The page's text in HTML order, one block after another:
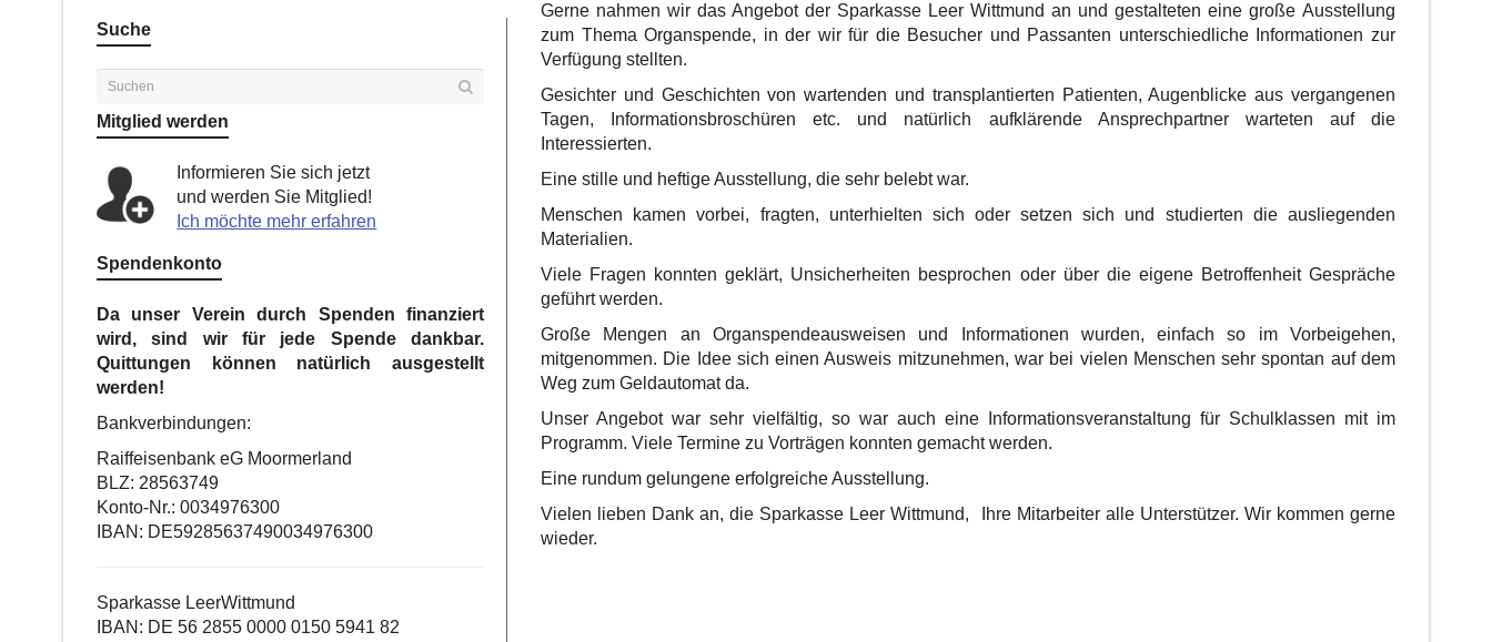
Gerne nahmen wir das Angebot der Sparkasse Leer Wittmund an und gestalteten eine große Ausstellung
zum Thema Organspende, in der wir für die Besucher und Passanten unterschiedliche Informationen zur
Verfügung stellten.
Gesichter und Geschichten von wartenden und transplantierten Patienten, Augenblicke aus vergangenen
Tagen, Informationsbroschüren etc. und natürlich aufklärende Ansprechpartner warteten auf die
Interessierten.
Eine stille und heftige Ausstellung, die sehr belebt war.
Menschen kamen vorbei, fragten, unterhielten sich oder setzen sich und studierten die ausliegenden
Materialien.
Viele Fragen konnten geklärt, Unsicherheiten besprochen oder über die eigene Betroffenheit Gespräche
geführt werden.
Große Mengen an Organspendeausweisen und Informationen wurden, einfach so im Vorbeigehen,
mitgenommen. Die Idee sich einen Ausweis mitzunehmen, war bei vielen Menschen sehr spontan auf dem
Weg zum Geldautomat da.
Unser Angebot war sehr vielfältig, so war auch eine Informationsveranstaltung für Schulklassen mit im
Programm. Viele Termine zu Vorträgen konnten gemacht werden.
Eine rundum gelungene erfolgreiche Ausstellung.
Vielen lieben Dank an, die Sparkasse Leer Wittmund, Ihre Mitarbeiter alle Unterstützer. Wir kommen gerne
wieder.
Suche
Mitglied werden
Informieren Sie sich jetzt
und werden Sie Mitglied!
Ich möchte mehr erfahren
Spendenkonto
Da unser Verein durch Spenden finanziert
wird, sind wir für jede Spende dankbar.
Quittungen können natürlich ausgestellt
werden!
Bankverbindungen:
Raiffeisenbank eG Moormerland
BLZ: 28563749
Konto-Nr.: 0034976300
IBAN: DE59285637490034976300
Sparkasse LeerWittmund
IBAN: DE 56 2855 0000 0150 5941 82